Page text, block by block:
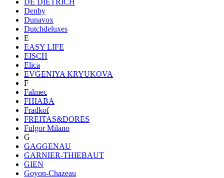
Denby
Dunavox
Dutchdeluxes
E
EASY LIFE
EISCH
Elica
EVGENIYA KRYUKOVA
F
Falmec
FHIABA
Fradkof
FREITAS&DORES
Fulgor Milano
G
GAGGENAU
GARNIER-THIEBAUT
GIEN
Goyon-Chazeau